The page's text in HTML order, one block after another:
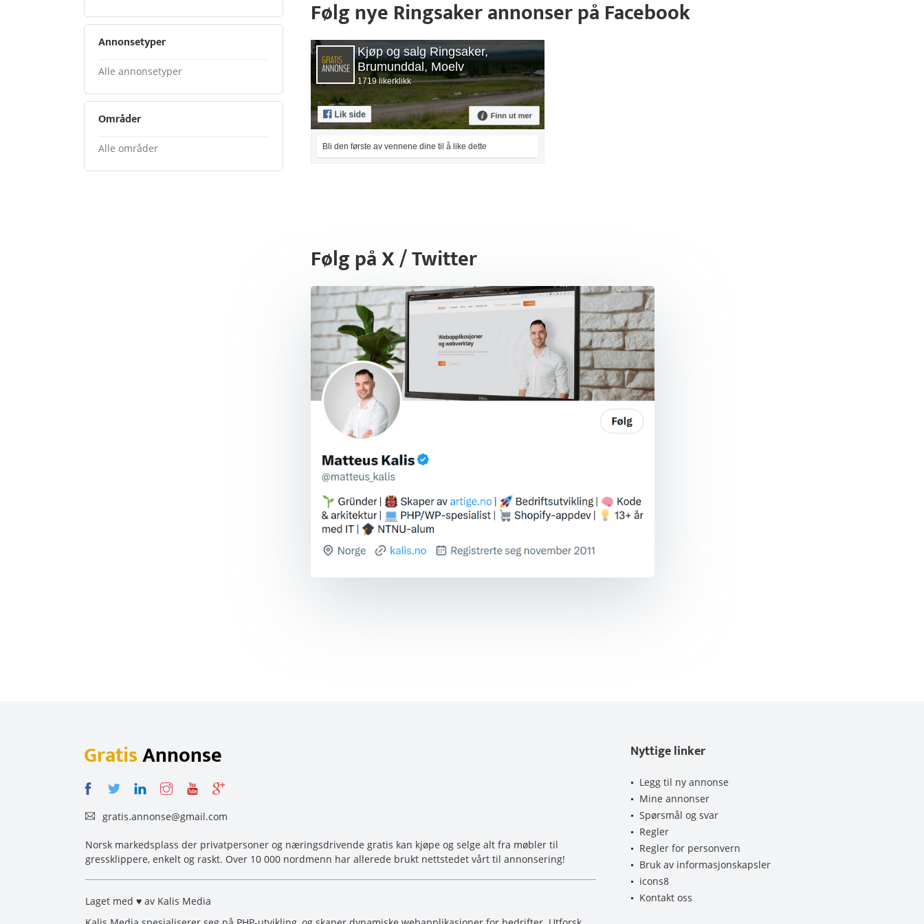
Annonsetyper
Alle annonsetyper
Områder
Alle områder
Følg nye Ringsaker annonser på Facebook
Kjøp og salg Ringsaker,
Brumunddal, Moelv
1719 likerklikk
Bli den første av vennene dine til å like dette
Følg på X / Twitter
GratisAnnonse
gratis.annonse@gmail.com
Norsk markedsplass der privatpersoner og næringsdrivende gratis kan kjøpe og selge alt fra møbler til
gressklippere, enkelt og raskt. Over 10 000 nordmenn har allerede brukt nettstedet vårt til annonsering!
Laget med ♥ av Kalis Media
Nyttige linker
Legg til ny annonse
Mine annonser
Spørsmål og svar
Regler
Regler for personvern
Bruk av informasjonskapsler
icons8
Kontakt oss